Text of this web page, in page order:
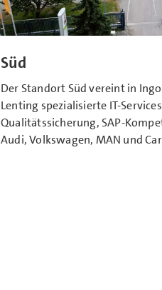
Süd
Der Standort Süd vereint in
Lenting spezialisierte IT-
Qualitätssicherung, SAP-
Audi, Volkswagen, MAN und